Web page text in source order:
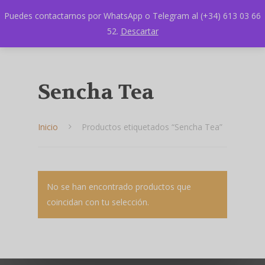
Hit enter to search or ESC to close
Sencha Tea
Inicio Productos etiquetados “Sencha Tea”
No se han encontrado productos que
coincidan con tu selección.
Puedes contactarnos por WhatsApp o Telegram al (+34) 613 03 66
52. Descartar